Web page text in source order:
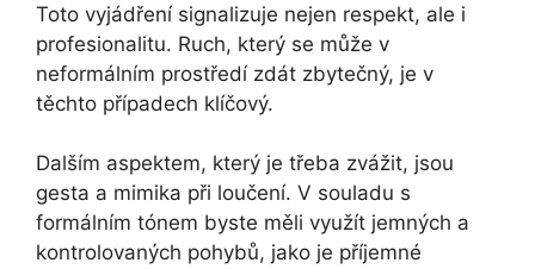
Toto vyjádření signalizuje nejen respekt, ale i
profesionalitu. Ruch, který se může v
neformálním prostředí zdát zbytečný, je v
těchto případech klíčový.
Dalším aspektem, který je třeba zvážit, jsou
gesta a mimika při loučení. V souladu s
formálním tónem byste měli využít jemných a
kontrolovaných pohybů, jako je příjemné